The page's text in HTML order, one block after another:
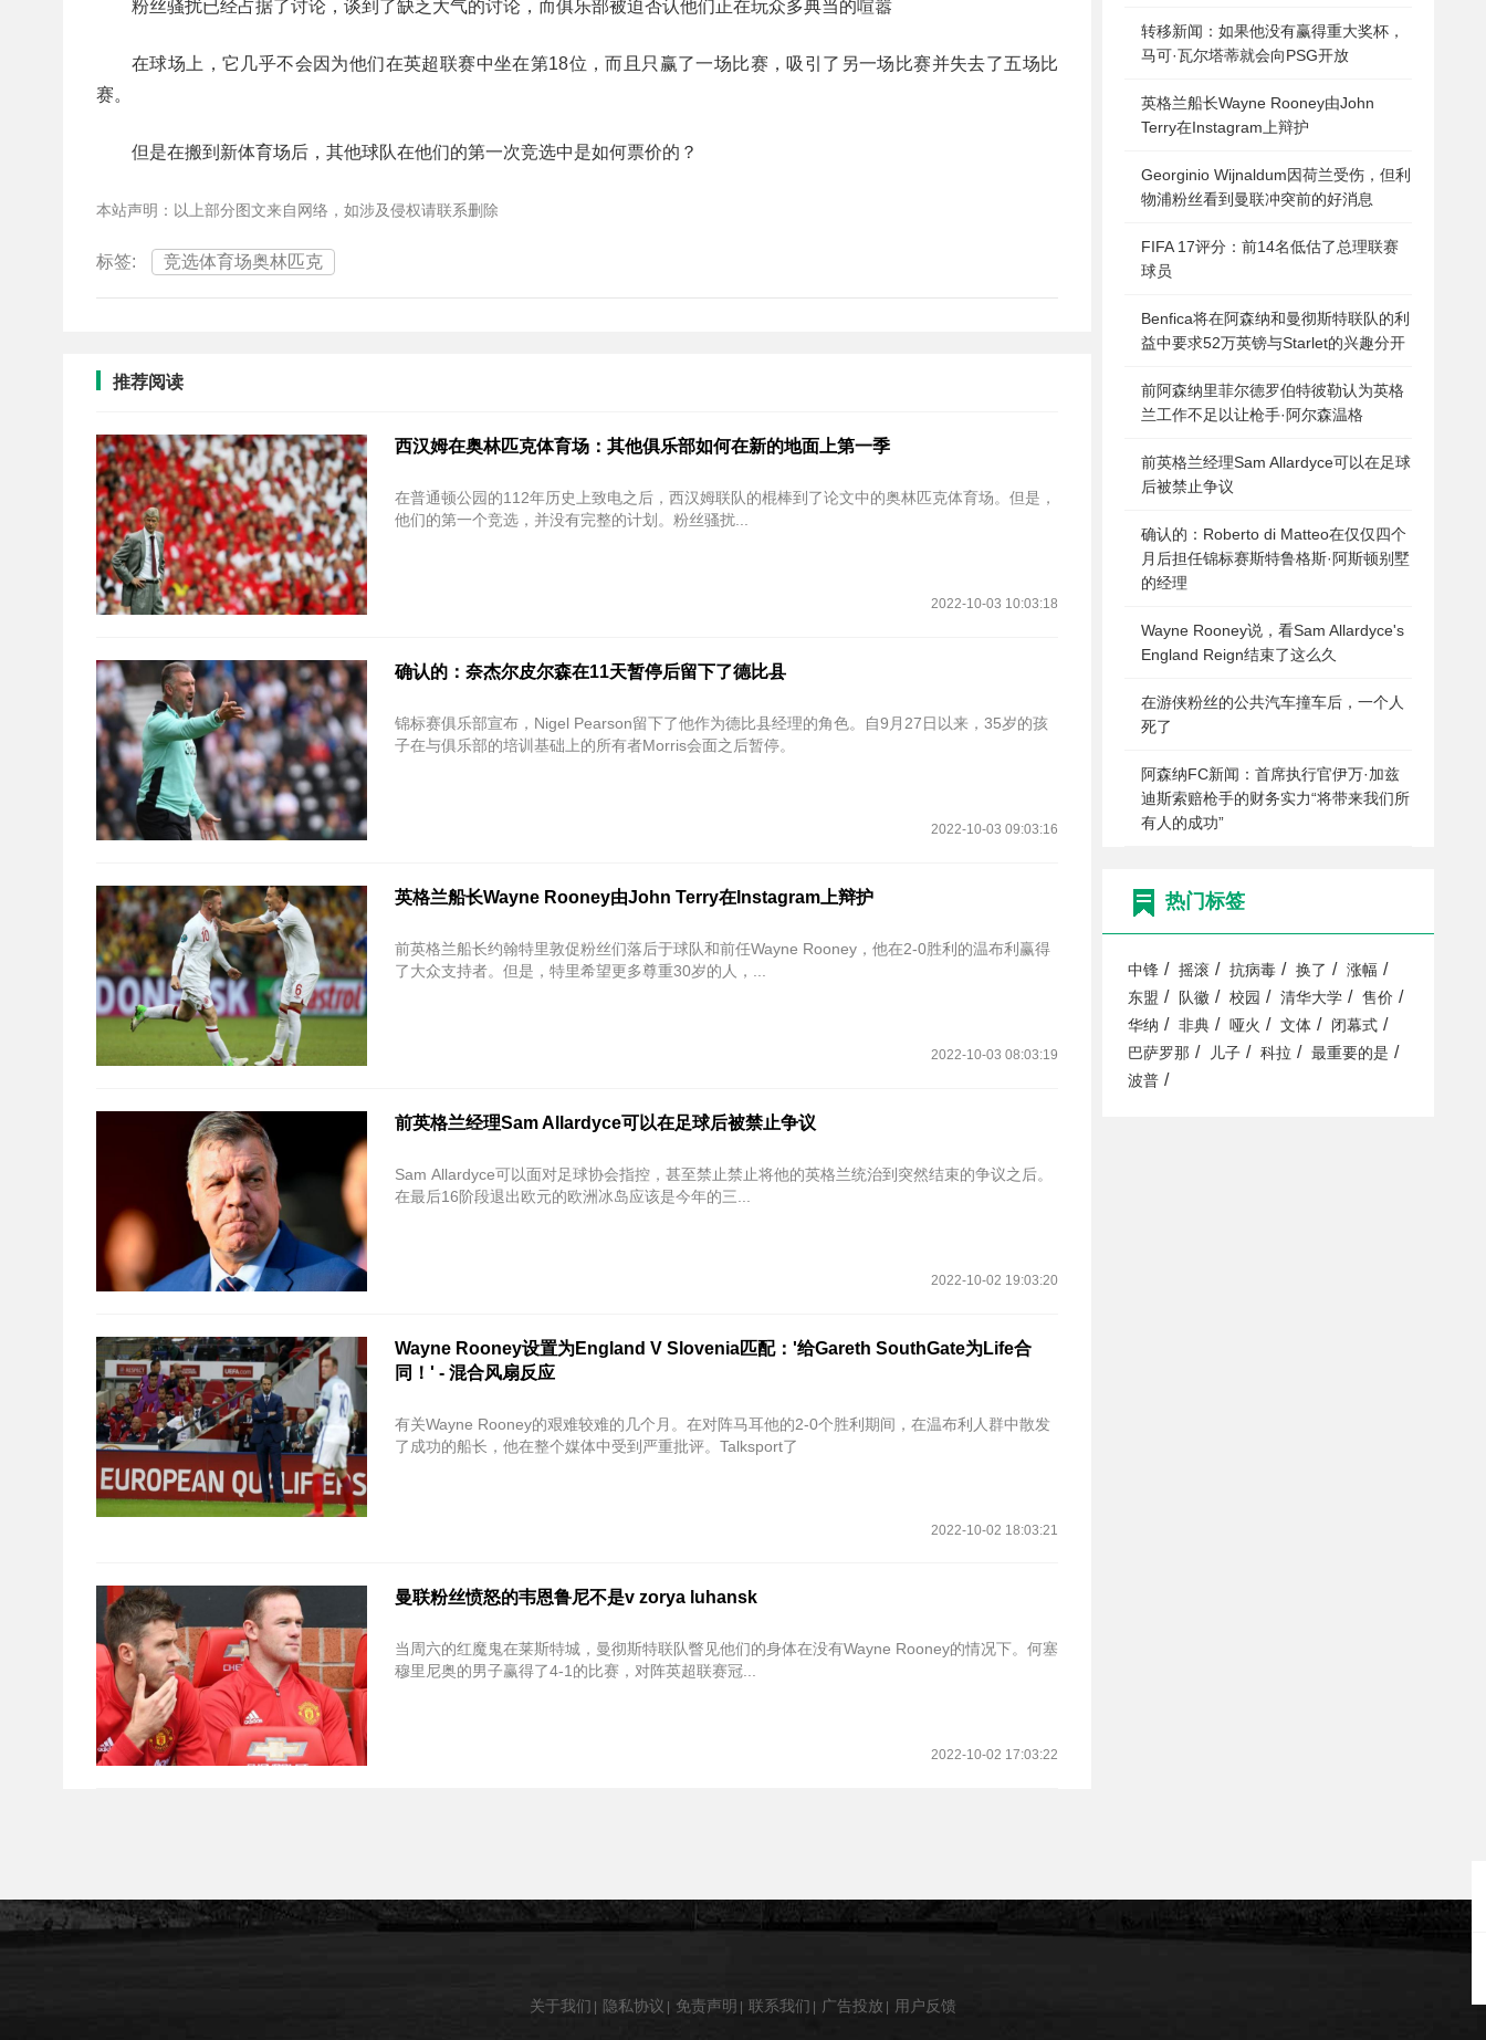
粉丝骚扰已经占据了讨论，谈到了缺乏大气的讨论，而俱乐部被迫否认他们正在玩众多典当的喧嚣
在球场上，它几乎不会因为他们在英超联赛中坐在第18位，而且只赢了一场比赛，吸引了另一场比赛并失去了五场比
赛。
但是在搬到新体育场后，其他球队在他们的第一次竞选中是如何票价的？
本站声明：以上部分图文来自网络，如涉及侵权请联系删除
标签: 竞选体育场奥林匹克
推荐阅读
西汉姆在奥林匹克体育场：其他俱乐部如何在新的地面上第一季
在普通顿公园的112年历史上致电之后，西汉姆联队的棍棒到了论文中的奥林匹克体育场。但是，
他们的第一个竞选，并没有完整的计划。粉丝骚扰...
2022-10-03 10:03:18
确认的：奈杰尔皮尔森在11天暂停后留下了德比县
锦标赛俱乐部宣布，Nigel Pearson留下了他作为德比县经理的角色。自9月27日以来，35岁的孩
子在与俱乐部的培训基础上的所有者Morris会面之后暂停。
2022-10-03 09:03:16
英格兰船长Wayne Rooney由John Terry在Instagram上辩护
前英格兰船长约翰特里敦促粉丝们落后于球队和前任Wayne Rooney，他在2-0胜利的温布利赢得
了大众支持者。但是，特里希望更多尊重30岁的人，...
2022-10-03 08:03:19
前英格兰经理Sam Allardyce可以在足球后被禁止争议
Sam Allardyce可以面对足球协会指控，甚至禁止禁止将他的英格兰统治到突然结束的争议之后。
在最后16阶段退出欧元的欧洲冰岛应该是今年的三...
2022-10-02 19:03:20
Wayne Rooney设置为England V Slovenia匹配：'给Gareth SouthGate为Life合
同！' - 混合风扇反应
有关Wayne Rooney的艰难较难的几个月。在对阵马耳他的2-0个胜利期间，在温布利人群中散发
了成功的船长，他在整个媒体中受到严重批评。Talksport了
2022-10-02 18:03:21
曼联粉丝愤怒的韦恩鲁尼不是v zorya luhansk
当周六的红魔鬼在莱斯特城，曼彻斯特联队瞥见他们的身体在没有Wayne Rooney的情况下。何塞
穆里尼奥的男子赢得了4-1的比赛，对阵英超联赛冠...
2022-10-02 17:03:22
转移新闻：如果他没有赢得重大奖杯，
马可·瓦尔塔蒂就会向PSG开放
英格兰船长Wayne Rooney由John
Terry在Instagram上辩护
Georginio Wijnaldum因荷兰受伤，但利
物浦粉丝看到曼联冲突前的好消息
FIFA 17评分：前14名低估了总理联赛
球员
Benfica将在阿森纳和曼彻斯特联队的利
益中要求52万英镑与Starlet的兴趣分开
前阿森纳里菲尔德罗伯特彼勒认为英格
兰工作不足以让枪手·阿尔森温格
前英格兰经理Sam Allardyce可以在足球
后被禁止争议
确认的：Roberto di Matteo在仅仅四个
月后担任锦标赛斯特鲁格斯·阿斯顿别墅
的经理
Wayne Rooney说，看Sam Allardyce's
England Reign结束了这么久
在游侠粉丝的公共汽车撞车后，一个人
死了
阿森纳FC新闻：首席执行官伊万·加兹
迪斯索赔枪手的财务实力“将带来我们所
有人的成功”
热门标签
中锋 / 摇滚 / 抗病毒 / 换了 / 涨幅 /
东盟 / 队徽 / 校园 / 清华大学 / 售价 /
华纳 / 非典 / 哑火 / 文体 / 闭幕式 /
巴萨罗那 / 儿子 / 科拉 / 最重要的是 /
波普 /
关于我们 隐私协议 免责声明 联系我们 广告投放 用户反馈